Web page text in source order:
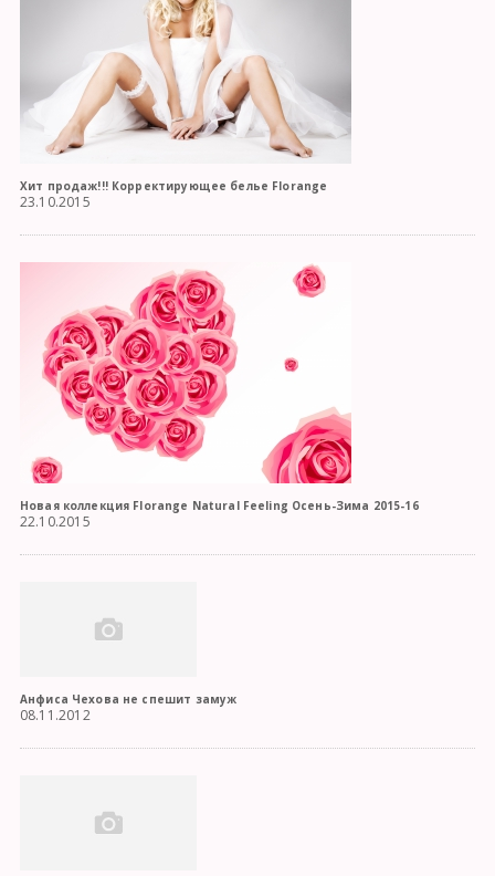
Хит продаж!!! Корректирующее белье Florange
23.10.2015
Новая коллекция Florange Natural Feeling Осень-Зима 2015-16
22.10.2015
Анфиса Чехова не спешит замуж
08.11.2012